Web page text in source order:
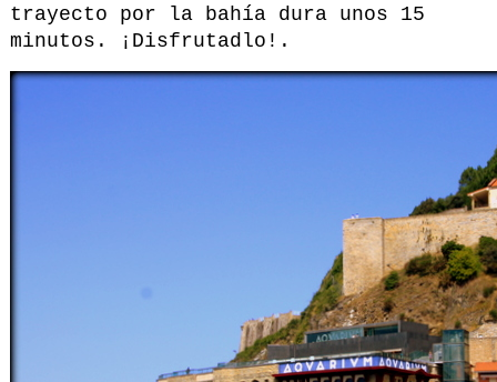
trayecto por la bahía dura unos 15
minutos. ¡Disfrutadlo!.